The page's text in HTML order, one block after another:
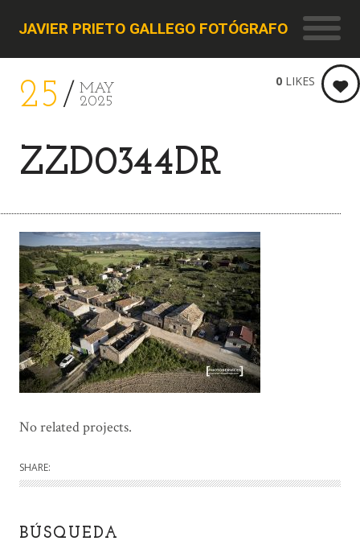
JAVIER PRIETO GALLEGO FOTÓGRAFO
25
MAY
2025
ZZD0344DR
0 LIKES
No related projects.
SHARE:
BÚSQUEDA